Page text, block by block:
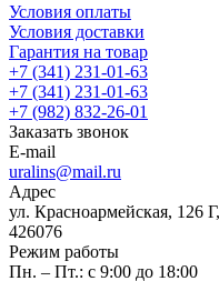
Условия оплаты
Условия доставки
Гарантия на товар
+7 (341) 231-01-63
+7 (341) 231-01-63
+7 (982) 832-26-01
Заказать звонок
E-mail
uralins@mail.ru
Адрес
ул. Красноармейская, 126
426076
Режим работы
Пн. – Пт.: с 9:00 до 18:00